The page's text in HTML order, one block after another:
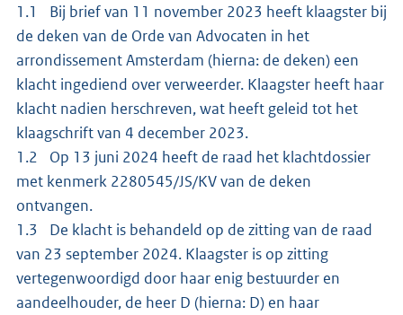
1.1 Bij brief van 11 november 2023 heeft klaagster bij
de deken van de Orde van Advocaten in het
arrondissement Amsterdam (hierna: de deken) een
klacht ingediend over verweerder. Klaagster heeft haar
klacht nadien herschreven, wat heeft geleid tot het
klaagschrift van 4 december 2023.
1.2 Op 13 juni 2024 heeft de raad het klachtdossier
met kenmerk 2280545/JS/KV van de deken
ontvangen.
1.3 De klacht is behandeld op de zitting van de raad
van 23 september 2024. Klaagster is op zitting
vertegenwoordigd door haar enig bestuurder en
aandeelhouder, de heer D (hierna: D) en haar